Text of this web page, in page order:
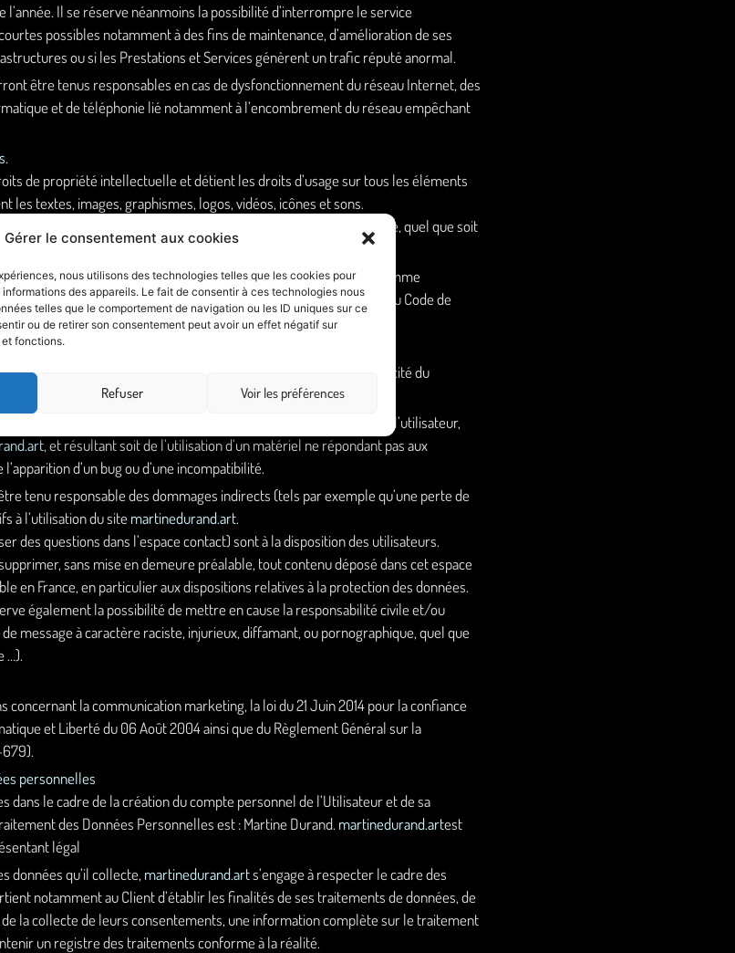
Gérer le consentement aux cookies
nous utilisons des technologies telles que les cookies pour
des appareils. Le fait de consentir à ces technologies nous
telles que le comportement de navigation ou les ID uniques sur ce
ou de retirer son consentement peut avoir un effet négatif sur
fonctions.
Refuser Voir les préférences
l’année. Il se réserve néanmoins la possibilité d’interrompre le service
possibles notamment à des fins de maintenance, d’amélioration de ses
ou si les Prestations et Services génèrent un trafic réputé anormal.
être tenus responsables en cas de dysfonctionnement du réseau Internet, des
et de téléphonie lié notamment à l’encombrement du réseau empêchant
de propriété intellectuelle et détient les droits d’usage sur tous les éléments
les textes, images, graphismes, logos, vidéos, icônes et sons.
publication, adaptation de tout ou partie des éléments du site, quel que soit
sauf autorisation écrite préalable de :martinedurand.art
l’un quelconque des éléments qu’il contient sera considérée comme
conformément aux dispositions des articles L.335-2 et suivants du Code de
site.
est responsable de la qualité et de la véracité du
des dommages directs et indirects causés au matériel de l’utilisateur,
, et résultant soit de l’utilisation d’un matériel ne répondant pas aux
d’un bug ou d’une incompatibilité.
tenu responsable des dommages indirects (tels par exemple qu’une perte de
à l’utilisation du sitemartinedurand.art.
des questions dans l’espace contact) sont à la disposition des utilisateurs.
sans mise en demeure préalable, tout contenu déposé dans cet espace
en France, en particulier aux dispositions relatives à la protection des données.
également la possibilité de mettre en cause la responsabilité civile et/ou
message à caractère raciste, injurieux, diffamant, ou pornographique, quel que
…).
la communication marketing, la loi du 21 Juin 2014 pour la confiance
et Liberté du 06 Août 2004 ainsi que du Règlement Général sur la
679).
personnelles
dans le cadre de la création du compte personnel de l’Utilisateur et de sa
des Données Personnelles est : Martine Durand. martinedurand.artest
légal
données qu’il collecte, martinedurand.arts’engage à respecter le cadre des
notamment au Client d’établir les finalités de ses traitements de données, de
la collecte de leurs consentements, une information complète sur le traitement
un registre des traitements conforme à la réalité.